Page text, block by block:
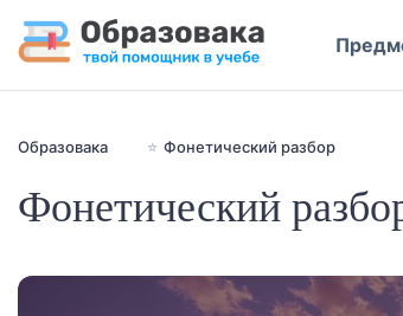
Образовака ⭐ Фонетический разбор
Фонетический